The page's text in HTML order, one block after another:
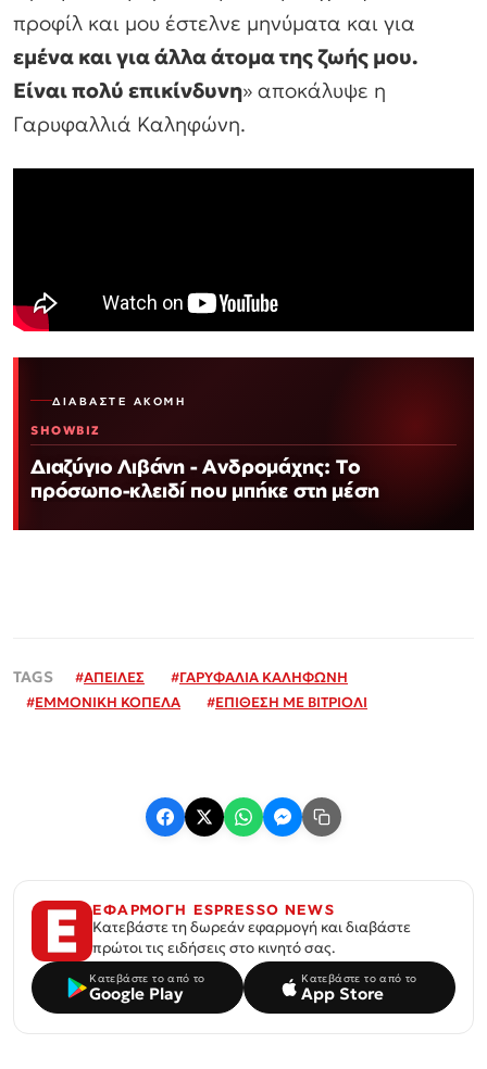
προφίλ και μου έστελνε μηνύματα και για
εμένα και για άλλα άτομα της ζωής μου.
Είναι πολύ επικίνδυνη» αποκάλυψε η
Γαρυφαλλιά Καληφώνη.
ΔΙΑΒΆΣΤΕ ΑΚΌΜΗ
SHOWBIZ
Διαζύγιο Λιβάνη - Ανδρομάχης: Το
πρόσωπο-κλειδί που μπήκε στη μέση
#ΑΠΕΙΛΕΣ #ΓΑΡΥΦΑΛΙΑ ΚΑΛΗΦΩΝΗ
#ΕΜΜΟΝΙΚΗ ΚΟΠΕΛΑ #ΕΠΙΘΕΣΗ ΜΕ ΒΙΤΡΙΟΛΙ
ΕΦΑΡΜΟΓΗ ESPRESSO NEWS
Κατεβάστε τη δωρεάν εφαρμογή και διαβάστε
πρώτοι τις ειδήσεις στο κινητό σας.
Κατεβάστε το από το
Google Play
Κατεβάστε το από το
App Store